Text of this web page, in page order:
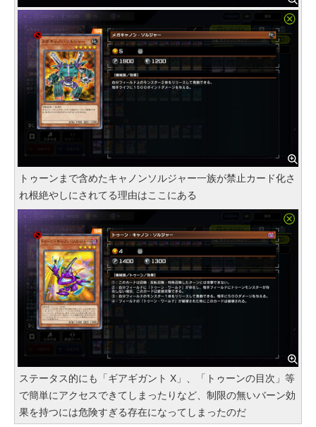
トゥーンまで含めたキャノンソルジャー一族が禁止カード化さ
れ根絶やしにされてる理由はここにある
ステータス的にも「ギアギガント X」、「トゥーンの目次」等
で簡単にアクセスできてしまったりなど、制限の無いバーン効
果を持つには危険すぎる存在になってしまったのだ